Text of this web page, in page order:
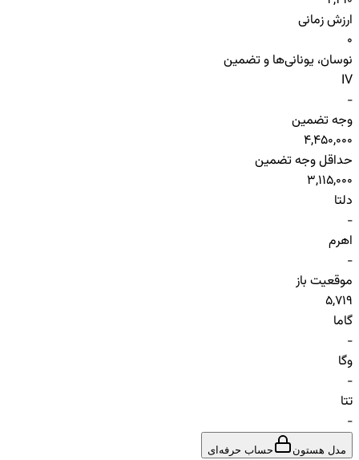
ارزش زمانی
0
نوسان، یونانی‌ها و تضمین
IV
-
وجه تضمین
4,450,000
حداقل وجه تضمین
3,115,000
دلتا
-
اهرم
-
موقعیت باز
5,719
گاما
-
وگا
-
تتا
-
مدل هستون حساب حرفه‌ای